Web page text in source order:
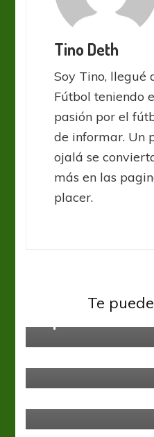
Tino Deth
Soy Tino, llegué
Fútbol teniendo
pasión por el
de informar. Un
ojalá se
más en las
placer.
Te